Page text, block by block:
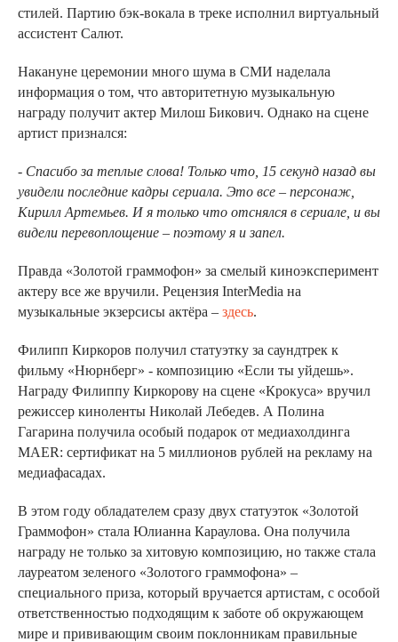
стилей. Партию бэк-вокала в треке исполнил виртуальный
ассистент Салют.
Накануне церемонии много шума в СМИ наделала
информация о том, что авторитетную музыкальную
награду получит актер Милош Бикович. Однако на сцене
артист признался:
- Спасибо за теплые слова! Только что, 15 секунд назад вы
увидели последние кадры сериала. Это все – персонаж,
Кирилл Артемьев. И я только что отснялся в сериале, и вы
видели перевоплощение – поэтому я и запел.
Правда «Золотой граммофон» за смелый киноэксперимент
актеру все же вручили. Рецензия InterMedia на
музыкальные экзерсисы актёра – здесь.
Филипп Киркоров получил статуэтку за саундтрек к
фильму «Нюрнберг» - композицию «Если ты уйдешь».
Награду Филиппу Киркорову на сцене «Крокуса» вручил
режиссер киноленты Николай Лебедев. А Полина
Гагарина получила особый подарок от медиахолдинга
MAER: сертификат на 5 миллионов рублей на рекламу на
медиафасадах.
В этом году обладателем сразу двух статуэток «Золотой
Граммофон» стала Юлианна Караулова. Она получила
награду не только за хитовую композицию, но также стала
лауреатом зеленого «Золотого граммофона» –
специального приза, который вручается артистам, с особой
ответственностью подходящим к заботе об окружающем
мире и прививающим своим поклонникам правильные